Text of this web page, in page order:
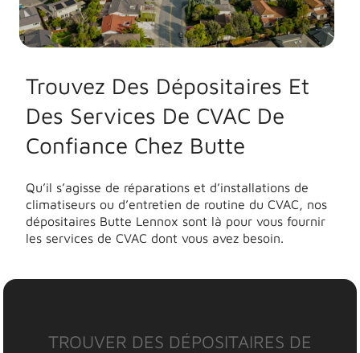
Trouvez Des Dépositaires Et
Des Services De CVAC De
Confiance Chez Butte
Qu’il s’agisse de réparations et d’installations de
climatiseurs ou d’entretien de routine du CVAC, nos
dépositaires Butte Lennox sont là pour vous fournir
les services de CVAC dont vous avez besoin.
TROUVER DES DÉPOSITAIRES DE